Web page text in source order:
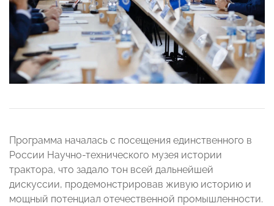
Программа началась с посещения единственного в
России Научно-технического музея истории
трактора, что задало тон всей дальнейшей
дискуссии, продемонстрировав живую историю и
мощный потенциал отечественной промышленности.